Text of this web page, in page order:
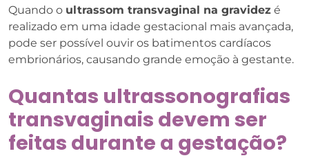
Quando o ultrassom transvaginal na gravidez é
realizado em uma idade gestacional mais avançada,
pode ser possível ouvir os batimentos cardíacos
embrionários, causando grande emoção à gestante.
Quantas ultrassonografias
transvaginais devem ser
feitas durante a gestação?